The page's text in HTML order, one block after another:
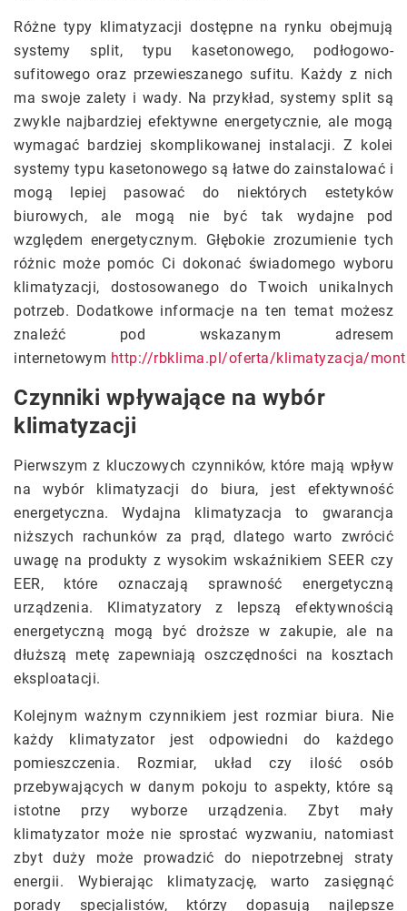
Różne typy klimatyzacji dostępne na rynku obejmują
systemy split, typu kasetonowego, podłogowo-
sufitowego oraz przewieszanego sufitu. Każdy z nich
ma swoje zalety i wady. Na przykład, systemy split są
zwykle najbardziej efektywne energetycznie, ale mogą
wymagać bardziej skomplikowanej instalacji. Z kolei
systemy typu kasetonowego są łatwe do zainstalować i
mogą lepiej pasować do niektórych estetyków
biurowych, ale mogą nie być tak wydajne pod
względem energetycznym. Głębokie zrozumienie tych
różnic może pomóc Ci dokonać świadomego wyboru
klimatyzacji, dostosowanego do Twoich unikalnych
potrzeb. Dodatkowe informacje na ten temat możesz
znaleźć pod wskazanym adresem
internetowym http://rbklima.pl/oferta/klimatyzacja/
Czynniki wpływające na wybór
klimatyzacji
Pierwszym z kluczowych czynników, które mają wpływ
na wybór klimatyzacji do biura, jest efektywność
energetyczna. Wydajna klimatyzacja to gwarancja
niższych rachunków za prąd, dlatego warto zwrócić
uwagę na produkty z wysokim wskaźnikiem SEER czy
EER, które oznaczają sprawność energetyczną
urządzenia. Klimatyzatory z lepszą efektywnością
energetyczną mogą być droższe w zakupie, ale na
dłuższą metę zapewniają oszczędności na kosztach
eksploatacji.
Kolejnym ważnym czynnikiem jest rozmiar biura. Nie
każdy klimatyzator jest odpowiedni do każdego
pomieszczenia. Rozmiar, układ czy ilość osób
przebywających w danym pokoju to aspekty, które są
istotne przy wyborze urządzenia. Zbyt mały
klimatyzator może nie sprostać wyzwaniu, natomiast
zbyt duży może prowadzić do niepotrzebnej straty
energii. Wybierając klimatyzację, warto zasięgnąć
porady specjalistów, którzy dopasują najlepsze